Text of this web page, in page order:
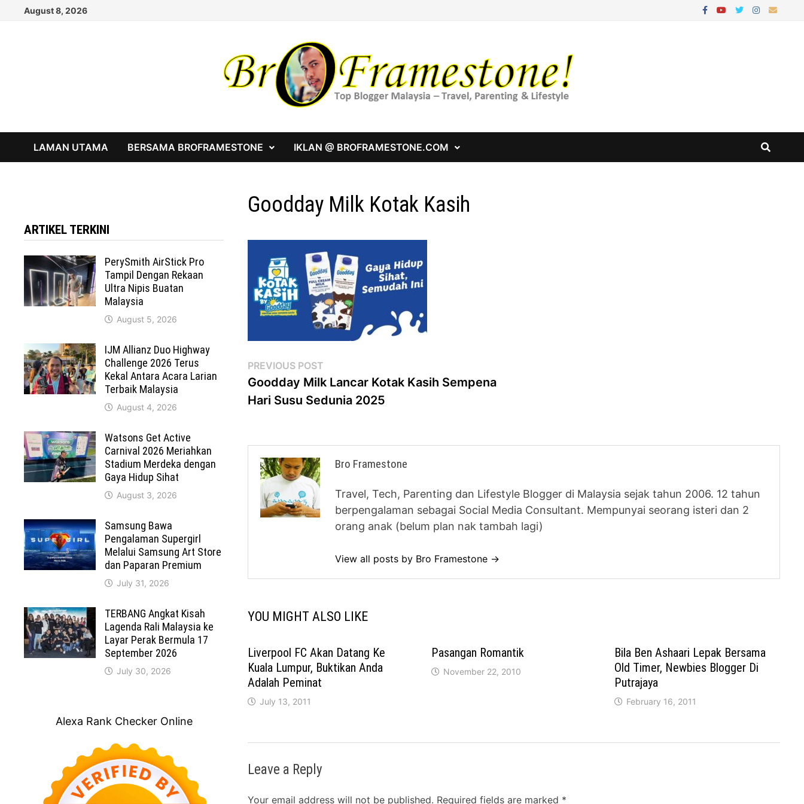
August 8, 2026
LAMAN UTAMA BERSAMA BROFRAMESTONE IKLAN @ BROFRAMESTONE.COM
Goodday Milk Kotak Kasih
Post
navigation
PREVIOUS POST
post:
Goodday Milk Lancar Kotak Kasih Sempena
Hari Susu Sedunia 2025
Bro Framestone
Travel, Tech, Parenting dan Lifestyle Blogger di Malaysia sejak tahun 2006. 12 tahun
berpengalaman sebagai Social Media Consultant. Mempunyai seorang isteri dan 2
orang anak (belum plan nak tambah lagi)
View all posts by Bro Framestone →
YOU MIGHT ALSO LIKE
Liverpool FC Akan Datang Ke
Kuala Lumpur, Buktikan Anda
Adalah Peminat
July 13, 2011
Pasangan Romantik
November 22, 2010
Bila Ben Ashaari Lepak Bersama
Old Timer, Newbies Blogger Di
Putrajaya
February 16, 2011
Leave a Reply
Your email address will not be published. Required fields are marked *
ARTIKEL TERKINI
PerySmith AirStick Pro
Tampil Dengan Rekaan
Ultra Nipis Buatan
Malaysia
August 5, 2026
IJM Allianz Duo Highway
Challenge 2026 Terus
Kekal Antara Acara Larian
Terbaik Malaysia
August 4, 2026
Watsons Get Active
Carnival 2026 Meriahkan
Stadium Merdeka dengan
Gaya Hidup Sihat
August 3, 2026
Samsung Bawa
Pengalaman Supergirl
Melalui Samsung Art Store
dan Paparan Premium
July 31, 2026
TERBANG Angkat Kisah
Lagenda Rali Malaysia ke
Layar Perak Bermula 17
September 2026
July 30, 2026
Alexa Rank Checker Online